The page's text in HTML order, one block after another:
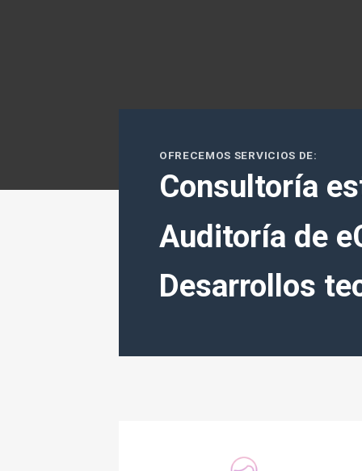
OFRECEMOS SERVICIOS DE:
Consultoría
Auditoría de
Desarrollos